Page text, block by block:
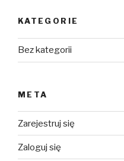
KATEGORIE
Bez kategorii
META
Zarejestruj się
Zaloguj się